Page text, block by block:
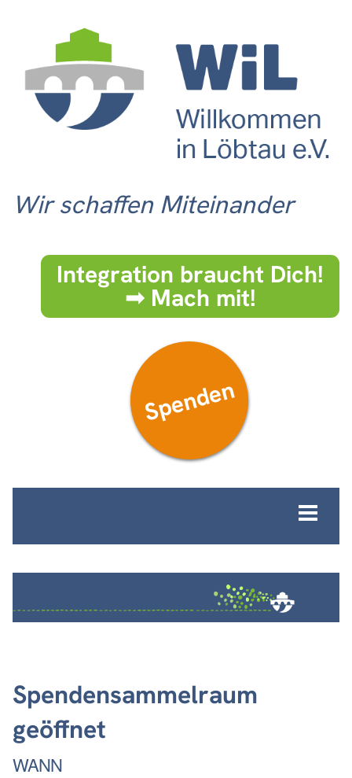
Wir schaffen Miteinander
Integration braucht Dich!
➟ Mach mit!
Spenden
Spendensammelraum
geöffnet
WANN